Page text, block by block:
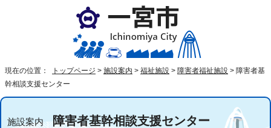
現在の位置： トップページ > 施設案内 > 福祉施設 > 障害者福祉施設 > 障害者基
幹相談支援センター
施設案内障害者基幹相談支援センター